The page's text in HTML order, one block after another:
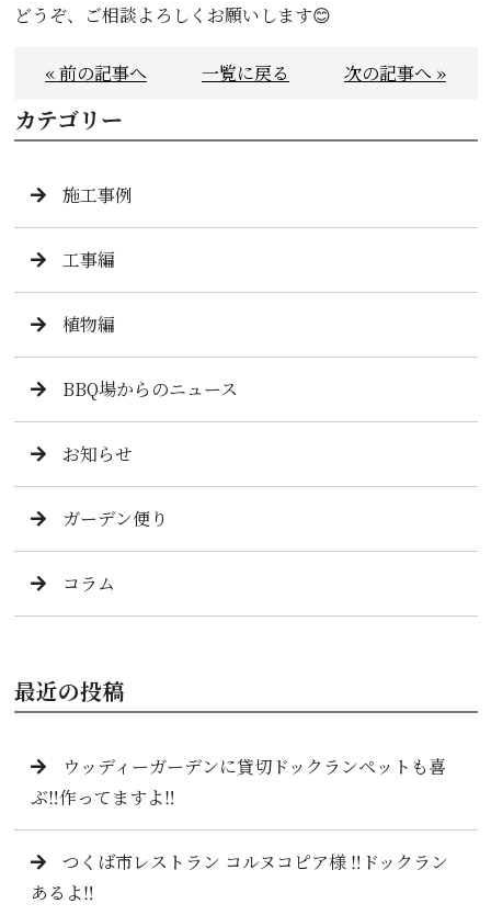
どうぞ、ご相談よろしくお願いします😊
« 前の記事へ 一覧に戻る 次の記事へ »
カテゴリー
施工事例
工事編
植物編
BBQ場からのニュース
お知らせ
ガーデン便り
コラム
最近の投稿
ウッディーガーデンに貸切ドックランペットも喜
ぶ‼️作ってますよ‼️
つくば市レストラン コルヌコピア様 ‼️ドックラン
あるよ‼️